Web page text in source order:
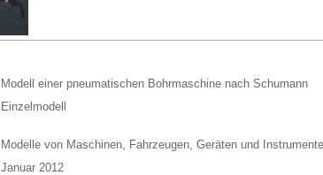
Modell einer pneumatischen Bohrmaschine nach Schumann
Einzelmodell
Modelle von Maschinen, Fahrzeugen, Geräten und
Januar 2012